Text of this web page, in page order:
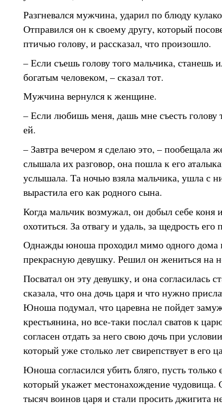
Разгневался мужчина, ударил по блюду
Отправился он к своему другу, который
птичью голову, и рассказал, что произошло.
– Если съешь голову того мальчика,
богатым человеком, – сказал тот.
Мужчина вернулся к женщине.
– Если любишь меня, дашь мне съесть голову
ей.
– Завтра вечером я сделаю это, – пообещала
слышала их разговор, она пошла к его
услышала. Та ночью взяла мальчика, ушла с
вырастила его как родного сына.
Когда мальчик возмужал, он добыл себе коня
охотиться. За отвагу и удаль, за щедрость
Однажды юноша проходил мимо одного дома
прекрасную девушку. Решил он жениться на
Посватал он эту девушку, и она согласилась
сказала, что она дочь царя и что нужно
Юноша подумал, что царевна не пойдет
крестьянина, но все-таки послал сватов к
согласен отдать за него свою дочь при
который уже столько лет свирепствует в его
Юноша согласился убить бляго, пусть только
который укажет местонахождение чудовища.
тысяч воинов царя и стали просить джигита